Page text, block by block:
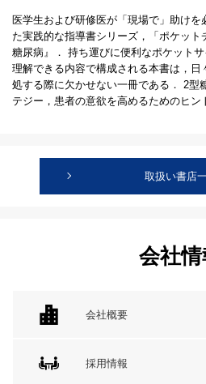
医学生および研修医が「現場で」助けを
た実践的な指導書シリーズ，「ポケッ
糖尿病』． 持ち運びに便利なポケット
理解できる内容で構成される本書は，
処する際に欠かせない一冊である． 2型
テジー，患者の意欲を高めるためのヒン
取扱い書店
会社情
会社概要
採用情報